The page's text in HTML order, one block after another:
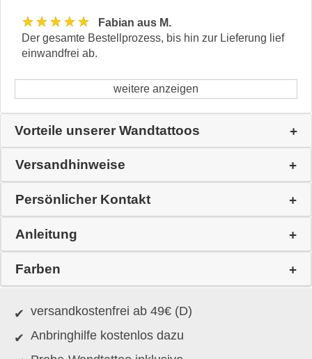
★★★★★
Fabian aus M.
Der gesamte Bestellprozess, bis hin zur Lieferung lief
einwandfrei ab.
weitere anzeigen
Vorteile unserer Wandtattoos
Versandhinweise
Persönlicher Kontakt
Anleitung
Farben
versandkostenfrei ab 49€ (D)
Anbringhilfe kostenlos dazu